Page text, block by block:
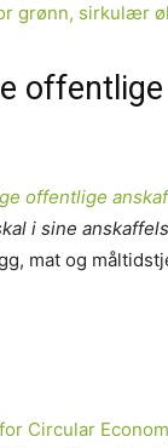
grønn, sirkulær
offentlige
i sine
mat og
Circular